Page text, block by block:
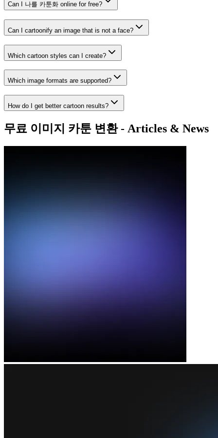
Can I 나를 카툰화 online for free?
Can I cartoonify an image that is not a face?
Which cartoon styles can I create?
Which image formats are supported?
How do I get better cartoon results?
무료 이미지 카툰 변환 - Articles & News